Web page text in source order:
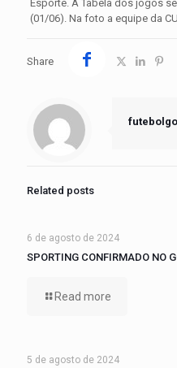
Esporte. A Tabela dos jogos
(01/06). Na foto a equipe da
Share
futebolgo
Related posts
6 de agosto de 2024
SPORTING CONFIRMADO NO
Read more
5 de agosto de 2024